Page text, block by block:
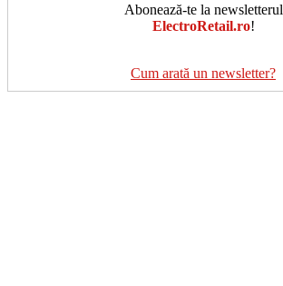
Abonează-te la newsletterul
ElectroRetail.ro!
Cum arată un newsletter?